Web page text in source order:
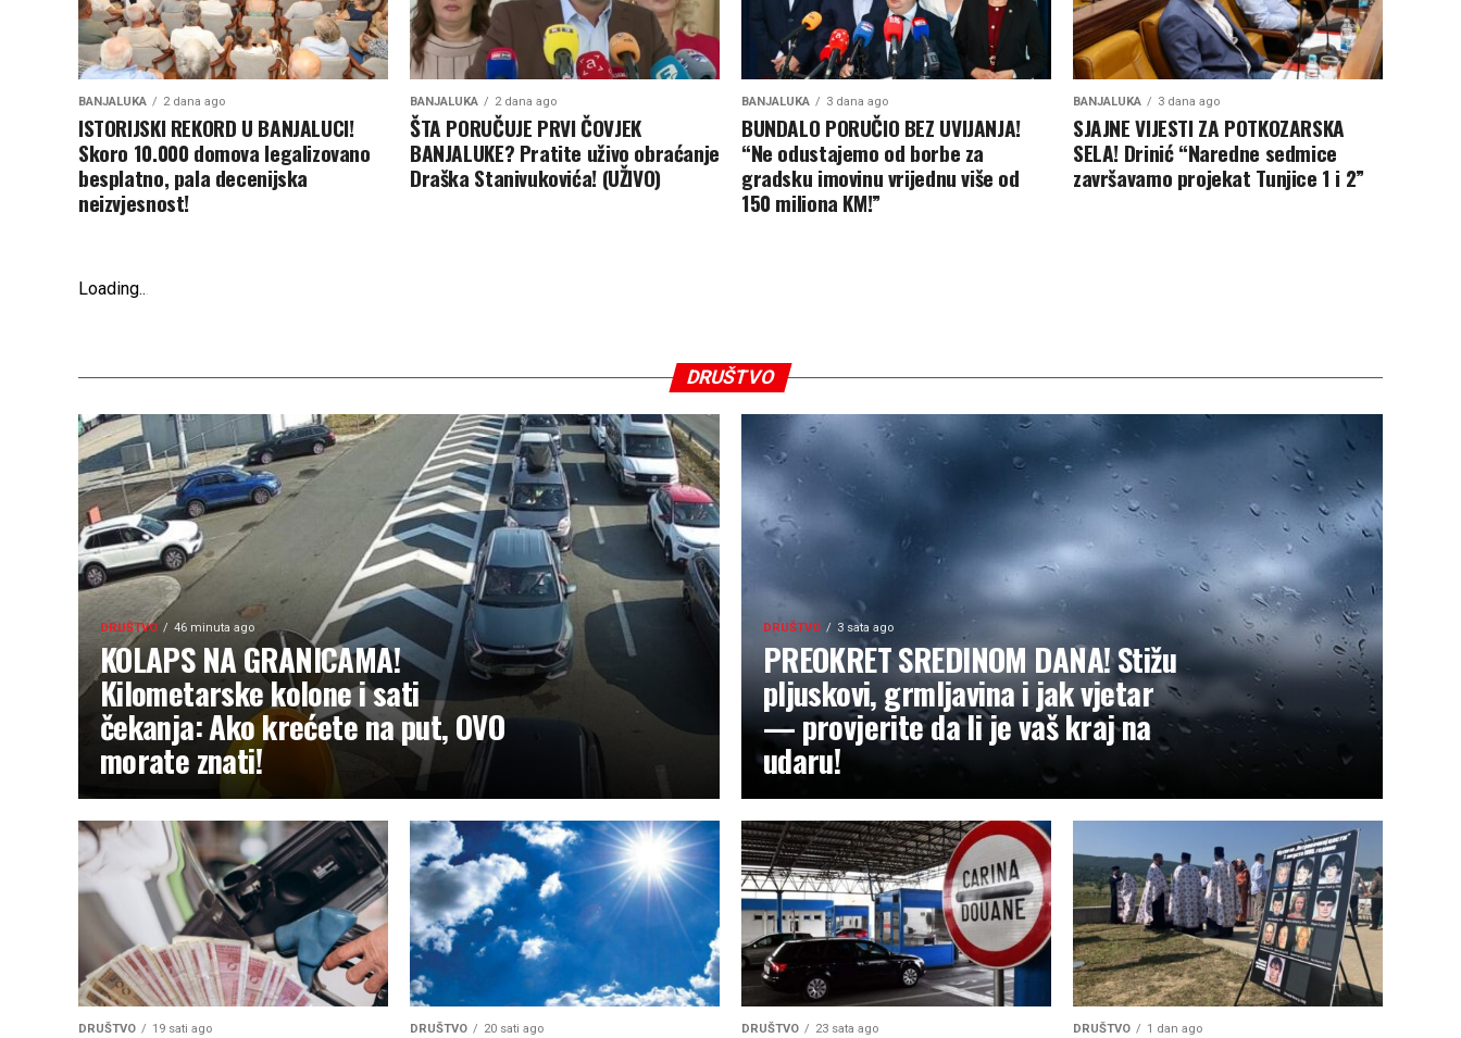
BANJALUKA 2 dana ago
ISTORIJSKI REKORD U BANJALUCI!
Skoro 10.000 domova legalizovano
besplatno, pala decenijska
neizvjesnost!
BANJALUKA 2 dana ago
ŠTA PORUČUJE PRVI ČOVJEK
BANJALUKE? Pratite uživo obraćanje
Draška Stanivukovića! (UŽIVO)
BANJALUKA 3 dana ago
BUNDALO PORUČIO BEZ UVIJANJA!
“Ne odustajemo od borbe za
gradsku imovinu vrijednu više od
150 miliona KM!”
BANJALUKA 3 dana ago
SJAJNE VIJESTI ZA POTKOZARSKA
SELA! Drinić “Naredne sedmice
završavamo projekat Tunjice 1 i 2”
Loading...
DRUŠTVO
DRUŠTVO 46 minuta ago
KOLAPS NA GRANICAMA!
Kilometarske kolone i sati
čekanja: Ako krećete na put, OVO
morate znati!
DRUŠTVO 3 sata ago
PREOKRET SREDINOM DANA! Stižu
pljuskovi, grmljavina i jak vjetar
— provjerite da li je vaš kraj na
udaru!
DRUŠTVO 19 sati ago DRUŠTVO 20 sati ago DRUŠTVO 23 sata ago DRUŠTVO 1 dan ago